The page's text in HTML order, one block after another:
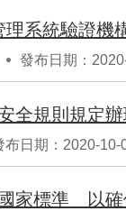
發布日期：
全規則規定
布日期：2020-10-
家標準 以